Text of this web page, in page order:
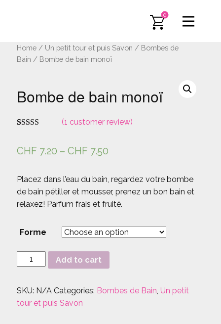
0
Home / Un petit tour et puis Savon / Bombes de
Bain / Bombe de bain monoï
Bombe de bain monoï
based on
customer
(1 customer review)
CHF 7.20 –CHF 7.50
Placez dans l’eau du bain, regardez votre bombe
de bain pétiller et mousser, prenez un bon bain et
relaxez! Parfum frais et fruité.
Forme
Bombe
de
monoï
quantity
Add to cart
SKU: N/A Categories: Bombes de Bain,Un petit
tour et puis Savon